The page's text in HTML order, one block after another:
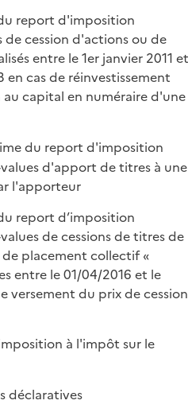
report d'imposition
de cession d'actions ou de
entre le 1er janvier 2011 et
en cas de réinvestissement
capital en numéraire d'une
du report d'imposition
d'apport de titres à une
l'apporteur
report d’imposition
de cessions de titres de
placement collectif «
entre le 01/04/2016 et le
versement du prix de cession
à l'impôt sur le
déclaratives